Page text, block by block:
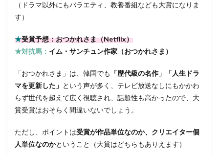
（ドラマ以外にもバラエティ、教養番組なども大賞になりま
す）
★受賞予想：おつかれさま（Netflix）
★対抗馬： イム・サンチュン作家（おつかれさま）
「おつかれさま」は、韓国でも 「歴代級の名作」「人生ドラ
マを更新した」 という声が多く、テレビ放送なしにもかかわ
らず世代を超えて広く視聴され、話題性も高かったので、大
賞受賞はおそらく間違いないでしょう。
ただし、ポイントは受賞が作品単位なのか、クリエイター個
人単位なのかということ（大賞はどちらもありえます）